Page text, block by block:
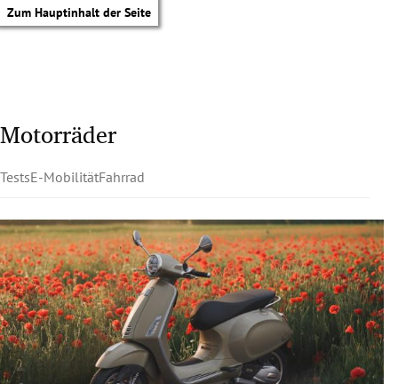
Zum Hauptinhalt der Seite
Untermenü
Motorräder
TestsE-MobilitätFahrrad